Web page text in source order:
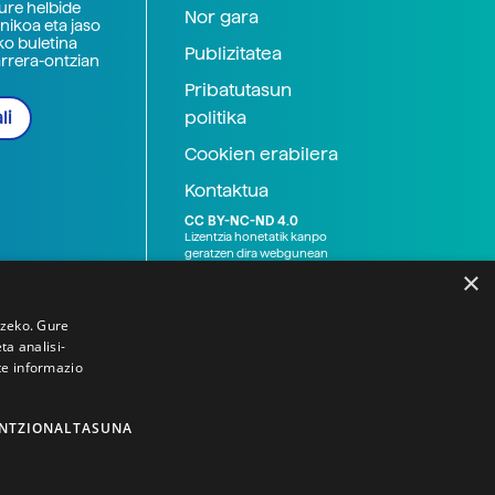
helbide
eta jaso
buletina
ontzian
Nor gara
Publizitatea
Pribatutasun
politika
Cookien erabilera
Kontaktua
CC BY-NC-ND 4.0
Lizentzia honetatik kanpo
geratzen dira webgunean
×
Gure
analisi-
informazio